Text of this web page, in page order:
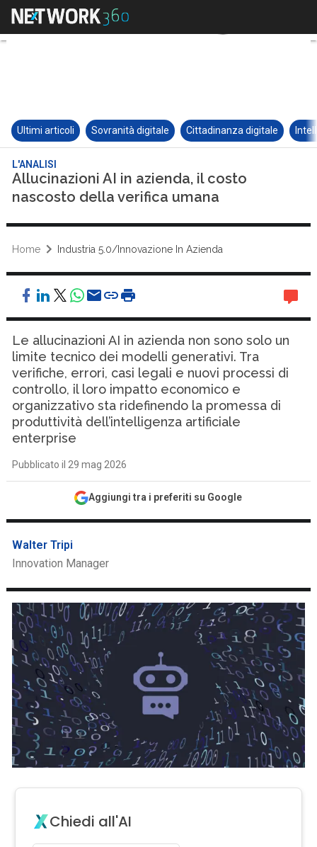
Ultimi articoli Sovranità digitale Cittadinanza digitale
L'ANALISI
Allucinazioni AI in azienda, il costo
nascosto della verifica umana
Home Industria 5.0/Innovazione In Azienda
Le allucinazioni AI in azienda non sono solo un
limite tecnico dei modelli generativi. Tra
verifiche, errori, casi legali e nuovi processi di
controllo, il loro impatto economico e
organizzativo sta ridefinendo la promessa di
produttività dell’intelligenza artificiale
enterprise
Pubblicato il 29 mag 2026
Aggiungi tra i preferiti su Google
Walter Tripi
Innovation Manager
Chiedi all'AI